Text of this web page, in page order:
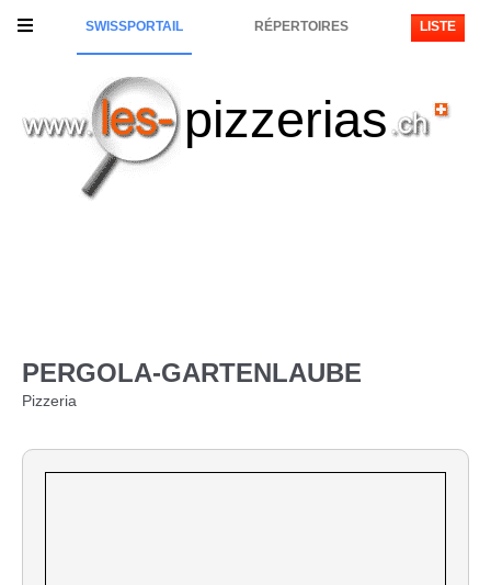
SWISSPORTAIL RÉPERTOIRES LISTE
pizzerias
PERGOLA-GARTENLAUBE
Pizzeria